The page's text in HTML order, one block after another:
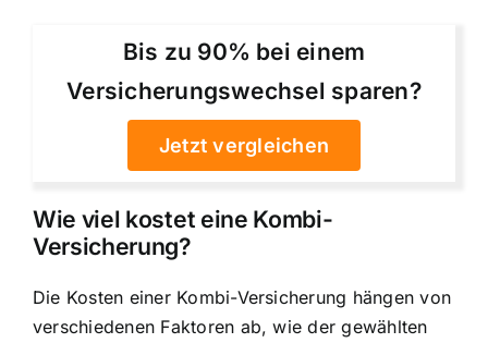
Bis zu 90% bei einem
Versicherungswechsel sparen?
Jetzt vergleichen
Wie viel kostet eine Kombi-
Versicherung?
Die Kosten einer Kombi-Versicherung hängen von
verschiedenen Faktoren ab, wie der gewählten